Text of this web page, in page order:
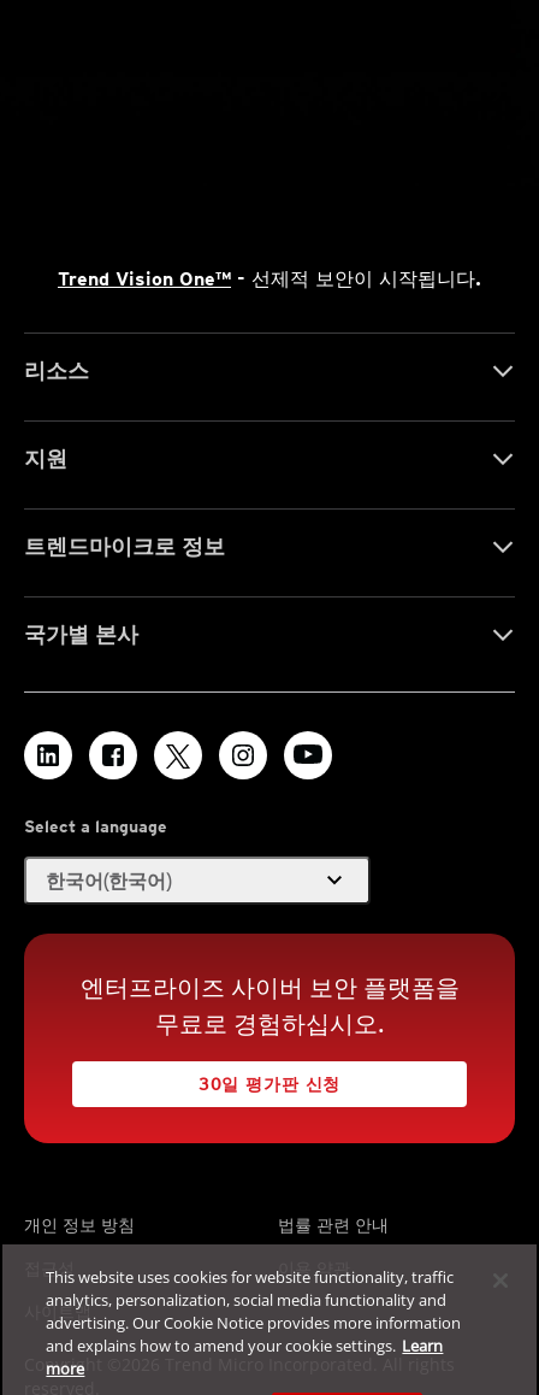
Trend Vision One™ - 선제적 보안이 시작됩니다.
리소스
지원
트렌드마이크로 정보
국가별 본사
Select a language
한국어(한국어) expand_more
엔터프라이즈 사이버 보안 플랫폼을
무료로 경험하십시오.
30일 평가판 신청
개인 정보 방침
법률 관련 안내
접근성
이용 약관
사이트맵
Copyright ©2026 Trend Micro Incorporated. All rights
This website uses cookies for website functionality, traffic
analytics, personalization, social media functionality and
advertising. Our Cookie Notice provides more information
and explains how to amend your cookie settings. Learn
more